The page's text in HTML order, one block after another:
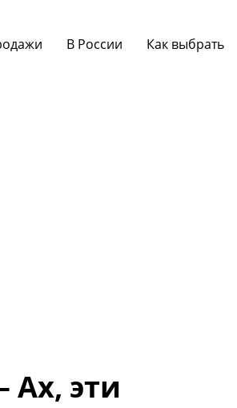
В России Как выбрать
Ах, эти